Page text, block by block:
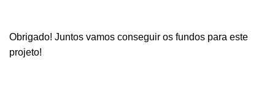
Obrigado! Juntos vamos conseguir os fundos para este
projeto!